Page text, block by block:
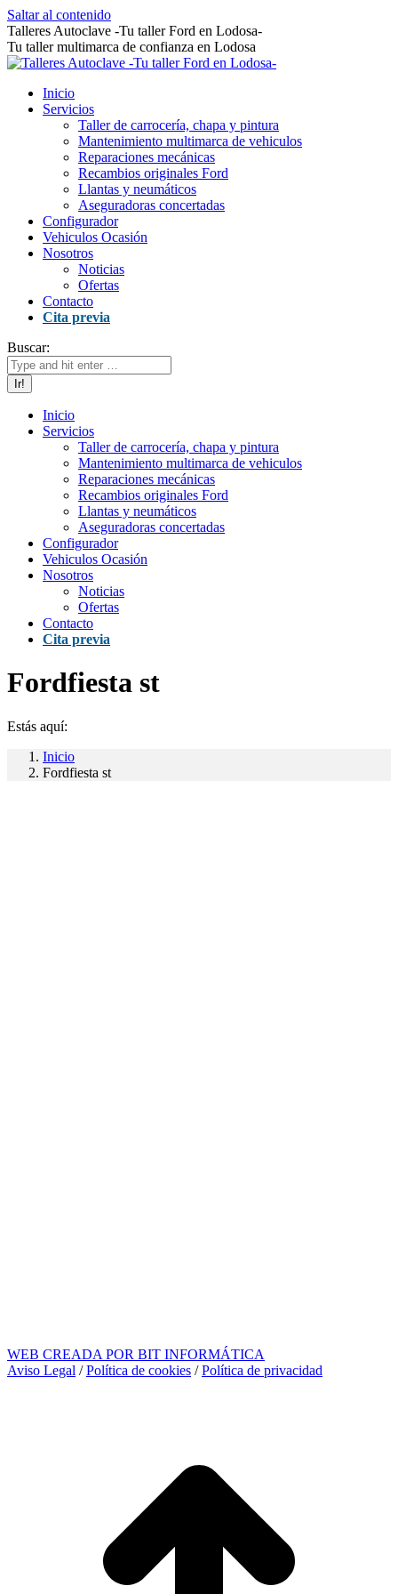
Saltar al contenido
Talleres Autoclave -Tu taller Ford en Lodosa-
Tu taller multimarca de confianza en Lodosa
Inicio
Servicios
Taller de carrocería, chapa y pintura
Mantenimiento multimarca de vehiculos
Reparaciones mecánicas
Recambios originales Ford
Llantas y neumáticos
Aseguradoras concertadas
Configurador
Vehiculos Ocasión
Nosotros
Noticias
Ofertas
Contacto
Cita previa
Buscar:
Inicio
Servicios
Taller de carrocería, chapa y pintura
Mantenimiento multimarca de vehiculos
Reparaciones mecánicas
Recambios originales Ford
Llantas y neumáticos
Aseguradoras concertadas
Configurador
Vehiculos Ocasión
Nosotros
Noticias
Ofertas
Contacto
Cita previa
Fordfiesta st
Estás aquí:
Inicio
Fordfiesta st
WEB CREADA POR BIT INFORMÁTICA
Aviso Legal /Política de cookies /Política de privacidad